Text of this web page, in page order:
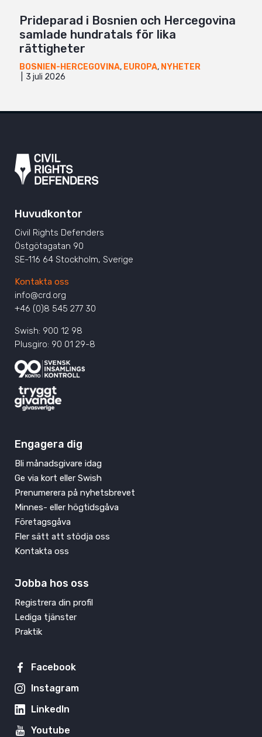
Prideparad i Bosnien och Hercegovina
samlade hundratals för lika
rättigheter
BOSNIEN-HERCEGOVINA, EUROPA, NYHETER
3 juli 2026
Huvudkontor
Civil Rights Defenders
Östgötagatan 90
SE-116 64 Stockholm, Sverige
Kontakta oss
info@crd.org
+46 (0)8 545 277 30
Swish: 900 12 98
Plusgiro: 90 01 29-8
Engagera dig
Bli månadsgivare idag
Ge via kort eller Swish
Prenumerera på nyhetsbrevet
Minnes- eller högtidsgåva
Företagsgåva
Fler sätt att stödja oss
Kontakta oss
Jobba hos oss
Registrera din profil
Lediga tjänster
Praktik
Facebook
Instagram
LinkedIn
Youtube